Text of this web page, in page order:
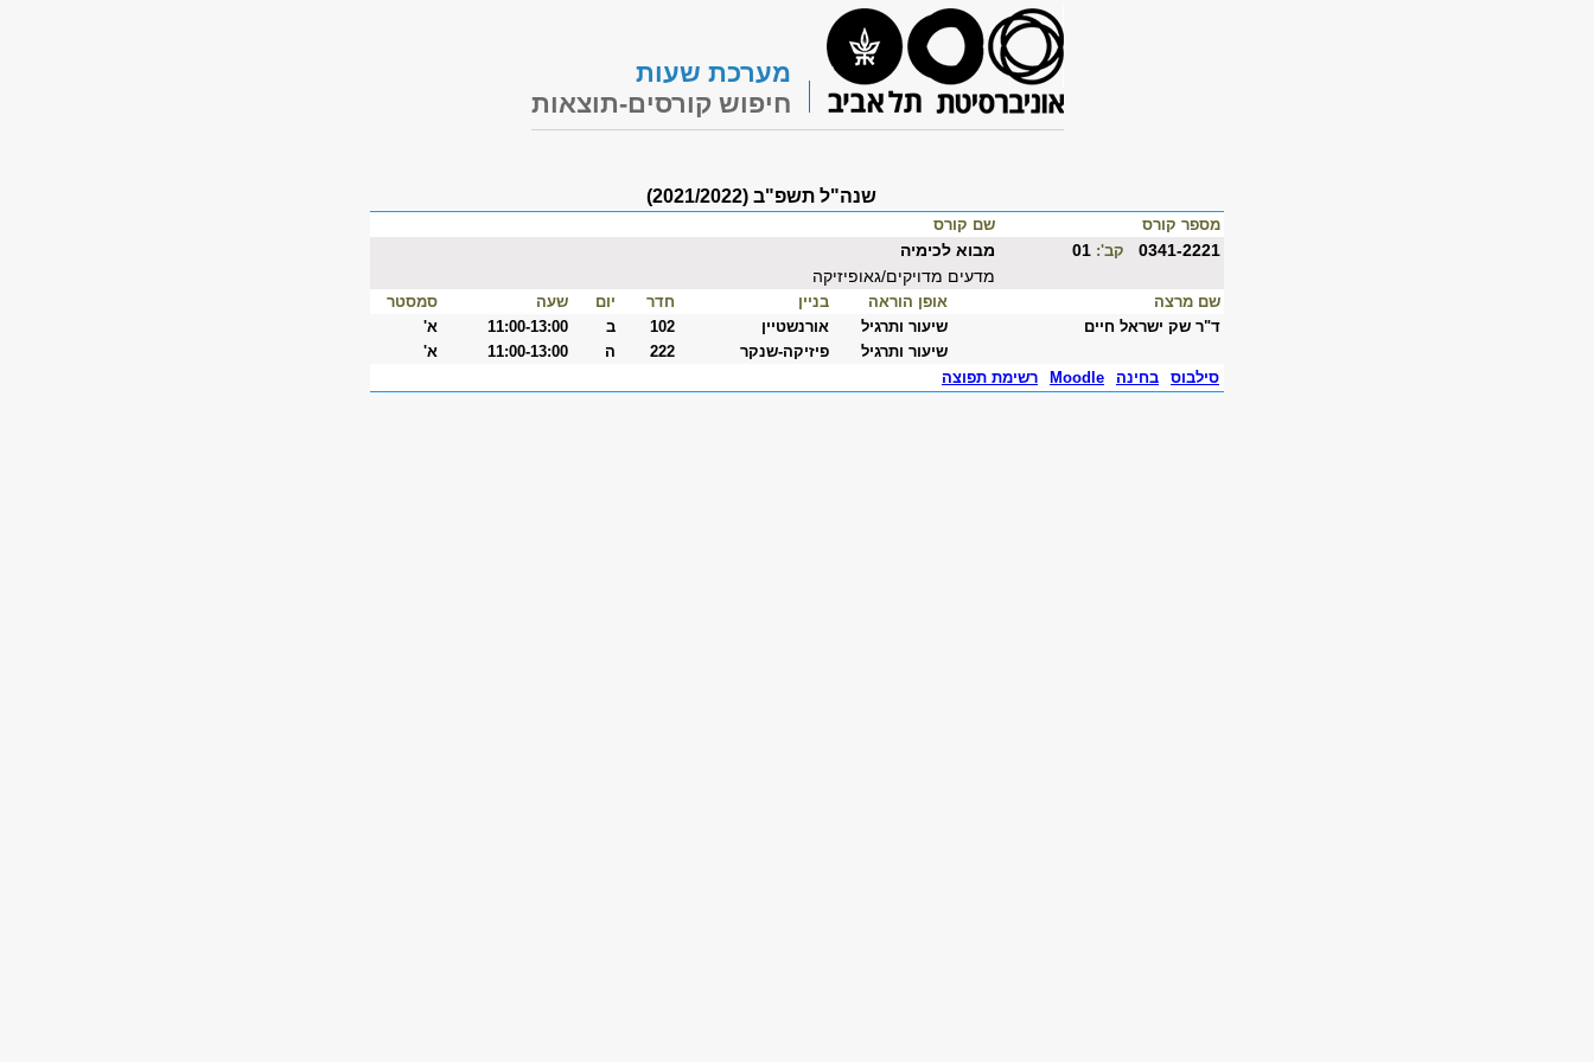
מערכת שעות
חיפוש קורסים-תוצאות
שנה"ל תשפ"ב (2021/2022)
מספר קורס שם קורס
0341-2221 קב':
מבוא לכימיה
מדעים מדויקים/גאופיזיקה
שם מרצה אופן הוראה בניין חדר יום שעה
סמסטר
ד"ר שק ישראל חיים
שיעור ותרגיל אורנשטיין 102 ב 11:00-13:00
א'
שיעור ותרגיל
פיזיקה-שנקר 222 ה 11:00-13:00
א'
סילבוס
בחינה Moodle רשימת תפוצה